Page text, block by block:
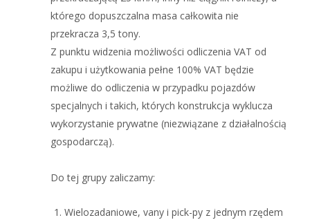
którego dopuszczalna masa całkowita nie
przekracza 3,5 tony.
Z punktu widzenia możliwości odliczenia VAT od
zakupu i użytkowania pełne 100% VAT będzie
możliwe do odliczenia w przypadku pojazdów
specjalnych i takich, których konstrukcja wyklucza
wykorzystanie prywatne (niezwiązane z działalnością
gospodarczą).
Do tej grupy zaliczamy:
Wielozadaniowe, vany i pick-py z jednym rzędem